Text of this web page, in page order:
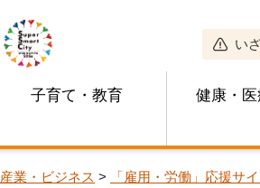
い
子育て・教育 健康・
産業・ビジネス > 「雇用・労働」応援サイ